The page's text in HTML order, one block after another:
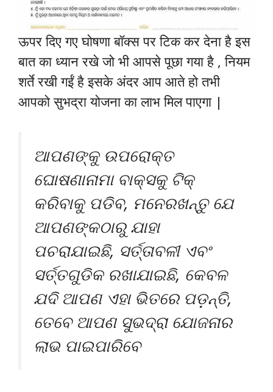
ऊपर दिए गए घोषणा बॉक्स पर टिक कर देना है इस
बात का ध्यान रखे जो भी आपसे पूछा गया है , नियम
शर्ते रखी गईं है इसके अंदर आप आते हो तभी
आपको सुभद्रा योजना का लाभ मिल पाएगा |
ଆପଣଙ୍କୁ ଉପରୋକ୍ତ
ଘୋଷଣାନାମା ବାକ୍ସକୁ ଟିକ୍
କରିବାକୁ ପଡିବ, ମନେରଖନ୍ତୁ ଯେ
ଆପଣଙ୍କଠାରୁ ଯାହା
ପଚରାଯାଇଛି, ସର୍ତ୍ତାବଳୀ ଏବଂ
ସର୍ତ୍ତଗୁଡିକ ରଖାଯାଇଛି, କେବଳ
ଯଦି ଆପଣ ଏହା ଭିତରେ ପଡ଼ନ୍ତି,
ତେବେ ଆପଣ ସୁଭଦ୍ରା ଯୋଜନାର
ଲାଭ ପାଇପାରିବେ